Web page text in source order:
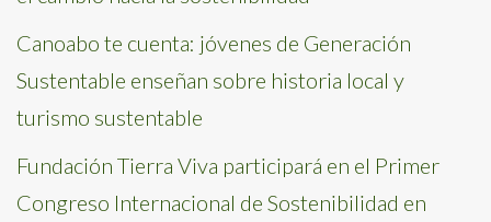
Canoabo te cuenta: jóvenes de Generación
Sustentable enseñan sobre historia local y
turismo sustentable
Fundación Tierra Viva participará en el Primer
Congreso Internacional de Sostenibilidad en